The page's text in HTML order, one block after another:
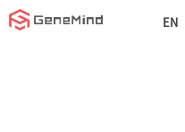
EN